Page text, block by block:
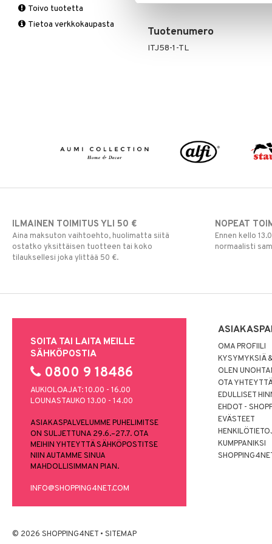
Tuotenumero
ITJ58-1-TL
Seinäkoristeet
Vaasit
Piensäilytys & Korit
Lakanasetit
Lakanat & Tyynyliinat
Matot
Viltit & Peitteet
Ruukut
Ulkoilmaelämä
Pöytälamput
Valaistustarvikkeet
Toivo tuotetta
Tietoa verkkokaupasta
ILMAINEN TOIMITUS YLI 50 €
Aina maksuton vaihtoehto, huolimatta siitä
ostatko yksittäisen tuotteen tai koko
tilauksellesi joka ylittää 50 €.
NOPEAT
Ennen kello
normaalisti
SOITA TAI LAITA MEILLE
SÄHKÖPOSTIA
0800 9 18486
AUKIOLOAJAT: 10.00 - 16.00
LOUNASTAUKO 13.00 - 14.00
ASIAKASPALVELUMME PUHELIMITSE
ON SULJETTUNA 29.6.–27.7. OTA
MEIHIN YHTEYTTÄ SÄHKÖPOSTITSE
NIIN AUTAMME SINUA
MAHDOLLISIMMAN PIAN.
INFO@SHOPPING4NET.COM
OMA PROFIILI
KYSYMYKSIÄ
OLEN
OTA
EDULLISET
EHDOT -
EVÄSTEET
KUMPPANIKSI
© 2026 SHOPPING4NET • SITEMAP